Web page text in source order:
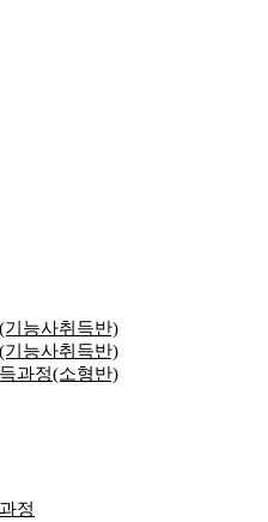
능사취득반)
능사취득반)
과정(소형반)
정